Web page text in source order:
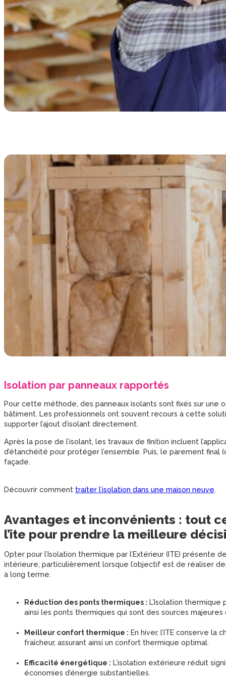
Isolation par panneaux rapportés
Pour cette méthode, des panneaux isolants sont fixés sur une
bâtiment. Les professionnels ont souvent recours à cette
supporter l’ajout d’isolant directement.
Après la pose de l’isolant, les travaux de finition incluent
d’étanchéité pour protéger l’ensemble. Puis, le parement
façade.
Découvrir comment traiter l’isolation dans une maison neuve.
Avantages et inconvénients : tout
l’ite pour prendre la meilleure
Opter pour l’Isolation thermique par l’Extérieur (ITE) présente
intérieure, particulièrement lorsque l’objectif est de réaliser
à long terme.
Réduction des ponts thermiques : L’Isolation
ainsi les ponts thermiques qui sont des sources
Meilleur confort thermique : En hiver, l’ITE conserve la
fraîcheur, assurant ainsi un confort thermique optimal.
Efficacité énergétique : L’isolation extérieure réduit
économies d’énergie substantielles.